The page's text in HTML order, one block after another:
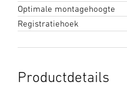
Optimale montagehoogte
Registratiehoek
Productdetails